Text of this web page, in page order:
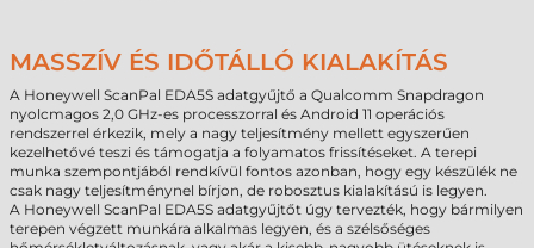
MASSZÍV ÉS IDŐTÁLLÓ KIALAKÍTÁS
A Honeywell ScanPal EDA5S adatgyűjtő a Qualcomm Snapdragon
nyolcmagos 2,0 GHz-es processzorral és Android 11 operációs
rendszerrel érkezik, mely a nagy teljesítmény mellett egyszerűen
kezelhetővé teszi és támogatja a folyamatos frissítéseket. A terepi
munka szempontjából rendkívül fontos azonban, hogy egy készülék ne
csak nagy teljesítménynel bírjon, de robosztus kialakítású is legyen.
A Honeywell ScanPal EDA5S adatgyűjtőt úgy tervezték, hogy bármilyen
terepen végzett munkára alkalmas legyen, és a szélsőséges